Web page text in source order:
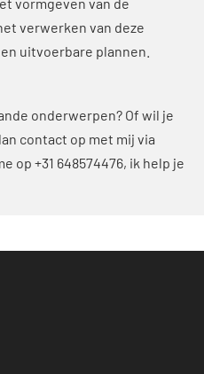
vormgeven van de
verwerken van deze
uitvoerbare plannen.
onderwerpen? Of wil je
contact op met mij via
op +31 648574476, ik help je